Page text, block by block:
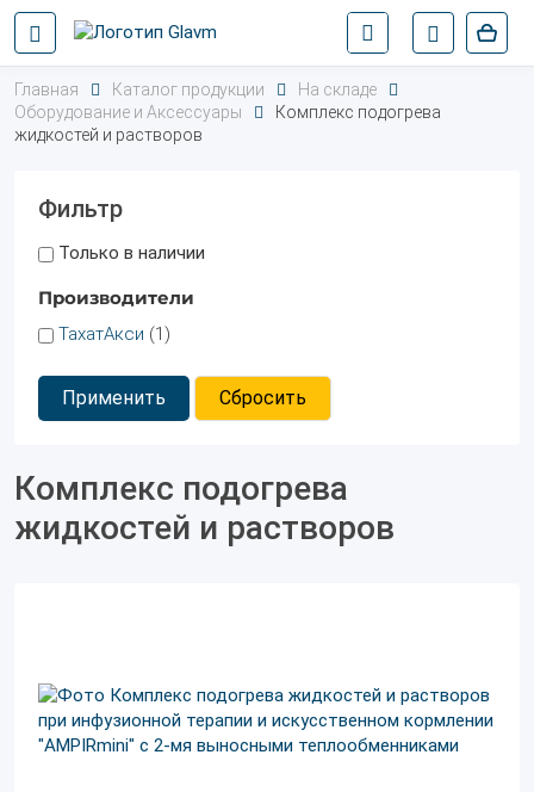
Главная Каталог продукции
На складе
Оборудование и Аксессуары
Комплекс подогрева
жидкостей и растворов
Фильтр
Только в наличии
Производители
ТахатАкси (1)
Применить Сбросить
Комплекс подогрева
жидкостей и растворов